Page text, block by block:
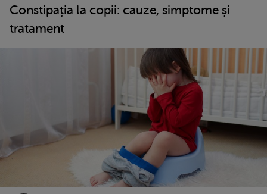
Constipația la copii: cauze, simptome și
tratament